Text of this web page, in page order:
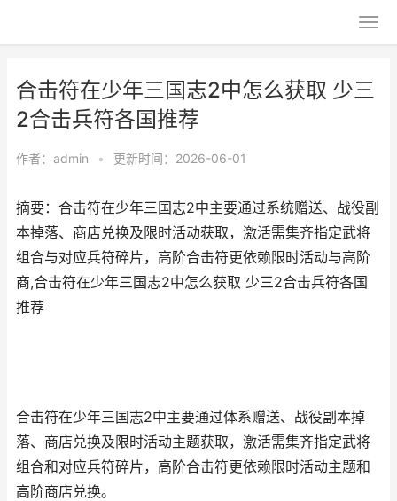
合击符在少年三国志2中怎么获取 少三
2合击兵符各国推荐
作者： admin • 更新时间：2026-06-01
摘要：合击符在少年三国志2中主要通过系统赠送、战役副
本掉落、商店兑换及限时活动获取，激活需集齐指定武将
组合与对应兵符碎片，高阶合击符更依赖限时活动与高阶
商,合击符在少年三国志2中怎么获取 少三2合击兵符各国
推荐
合击符在少年三国志2中主要通过体系赠送、战役副本掉
落、商店兑换及限时活动主题获取，激活需集齐指定武将
组合和对应兵符碎片，高阶合击符更依赖限时活动主题和
高阶商店兑换。